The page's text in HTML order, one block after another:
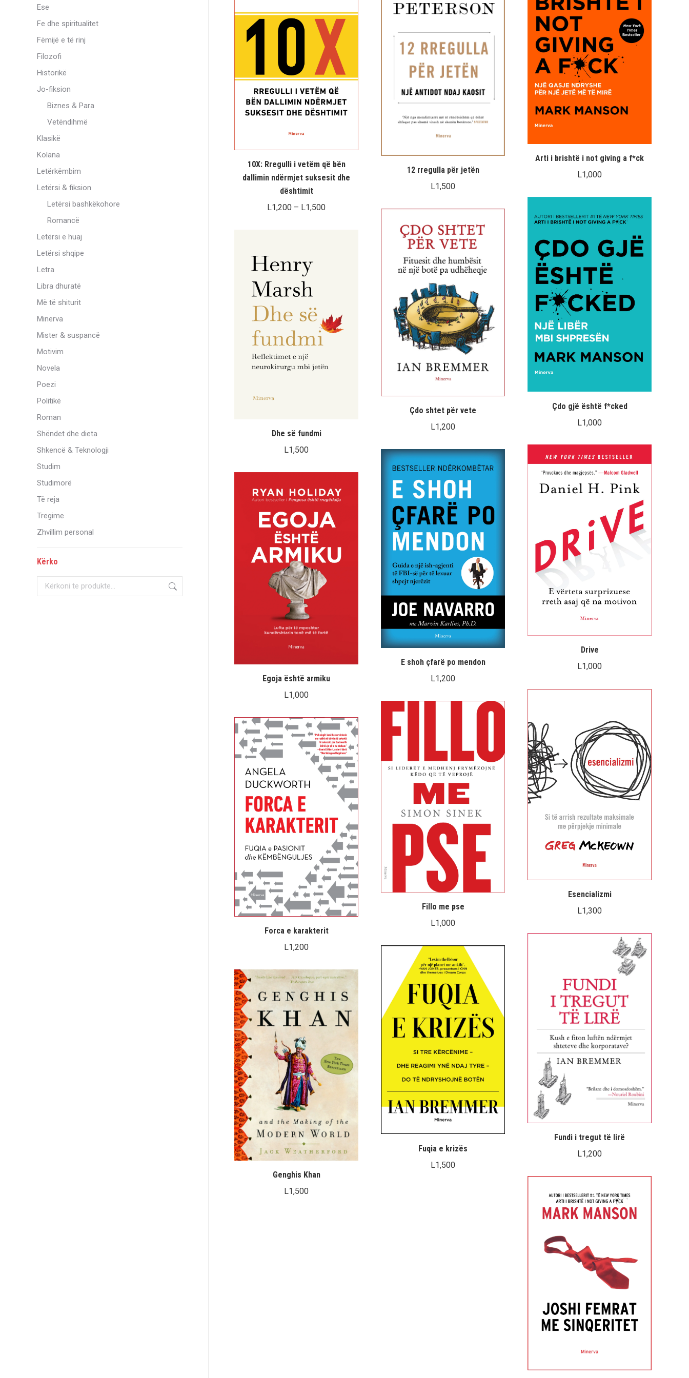
10X: Rregulli i vetëm që bën
dallimin ndërmjet suksesit dhe
dështimit
L1,200 – L1,500Interval
12 rregulla për jetën
L1,500
Arti i brishtë i not giving a f*ck
L1,000
Çdo gjë është f*cked
L1,000
Çdo shtet për vete
L1,200
Dhe së fundmi
L1,500
Drive
L1,000
E shoh çfarë po mendon
L1,200
Egoja është armiku
L1,000
Esencializmi
L1,300
Fillo me pse
L1,000
Forca e karakterit
L1,200
Fundi i tregut të lirë
L1,200
Fuqia e krizës
L1,500
Genghis Khan
L1,500
Ese
Fe dhe spiritualitet
Fëmijë e të rinj
Filozofi
Historikë
Jo-fiksion
Biznes & Para
Vetëndihmë
Klasikë
Kolana
Letërkëmbim
Letërsi & fiksion
Letërsi bashkëkohore
Romancë
Letërsi e huaj
Letërsi shqipe
Letra
Libra dhuratë
Më të shiturit
Minerva
Mister & suspancë
Motivim
Novela
Poezi
Politikë
Roman
Shëndet dhe dieta
Shkencë & Teknologji
Studim
Studimorë
Të reja
Tregime
Zhvillim personal
Kërko